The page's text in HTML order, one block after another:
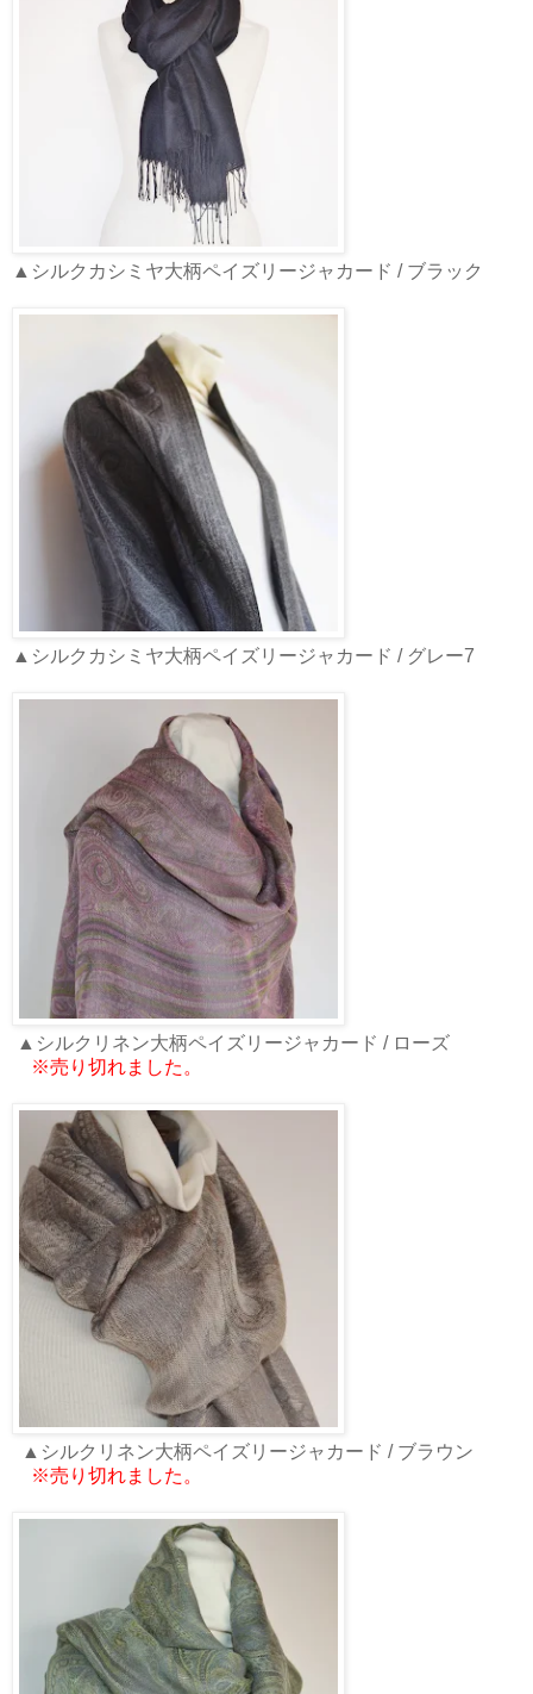
▲シルクカシミヤ大柄ペイズリージャカード / ブラック
▲シルクカシミヤ大柄ペイズリージャカード / グレー7
▲シルクリネン大柄ペイズリージャカード / ローズ
※売り切れました。
▲シルクリネン大柄ペイズリージャカード / ブラウン
※売り切れました。